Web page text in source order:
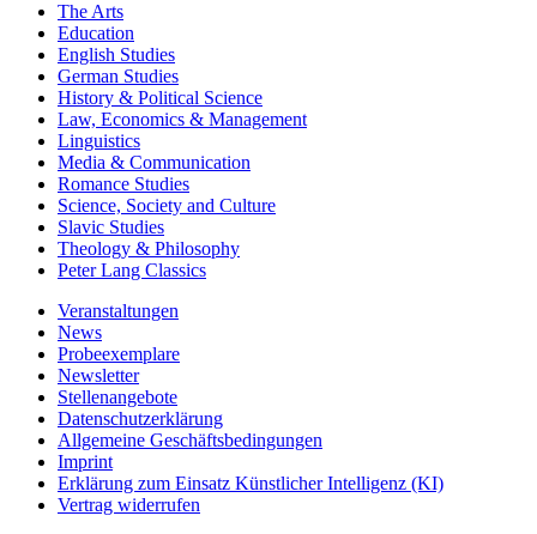
The Arts
Education
English Studies
German Studies
History & Political Science
Law, Economics & Management
Linguistics
Media & Communication
Romance Studies
Science, Society and Culture
Slavic Studies
Theology & Philosophy
Peter Lang Classics
Veranstaltungen
News
Probeexemplare
Newsletter
Stellenangebote
Datenschutzerklärung
Allgemeine Geschäftsbedingungen
Imprint
Erklärung zum Einsatz Künstlicher Intelligenz (KI)
Vertrag widerrufen